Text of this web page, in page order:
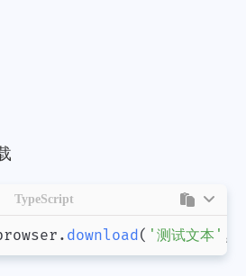
. download( '测试文本' ,
TypeScript